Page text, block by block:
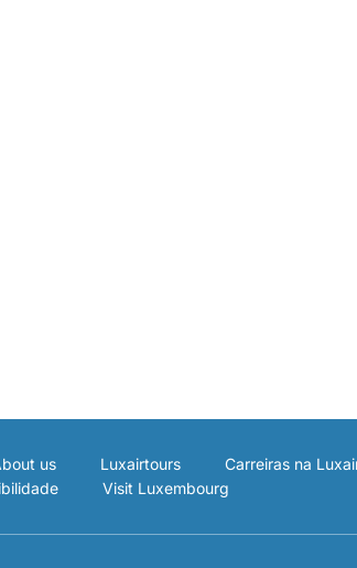
us Luxairtours Carreiras na
Visit Luxembourg